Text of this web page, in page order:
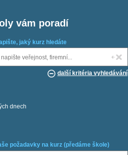
vám poradí
jaký kurz hledáte
další kritéria vyhledávání
dnech
požadavky na kurz (předáme škole)